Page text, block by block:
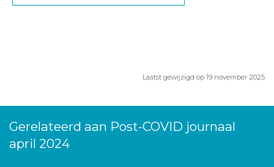
Laatst gewijzigd op 19 november 2025
Gerelateerd aan Post-COVID journaal
april 2024